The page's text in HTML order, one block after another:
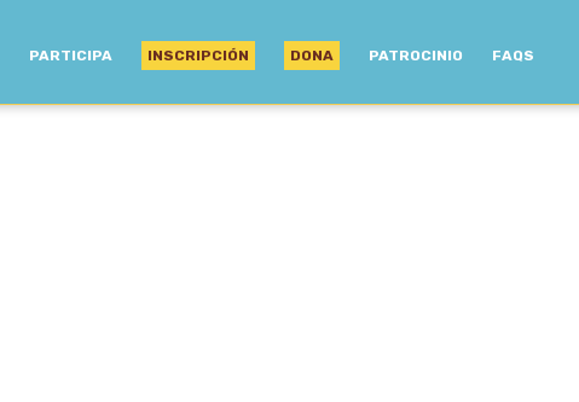
PARTICIPA INSCRIPCIÓN DONA PATROCINIO FAQS